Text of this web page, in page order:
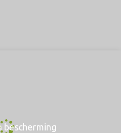
bescherming